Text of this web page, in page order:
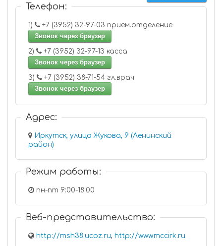
Телефон:
1)
+7 (3952) 32-97-03 прием.отделение
Звонок через браузер
2)
+7 (3952) 32-97-13 касса
Звонок через браузер
3)
+7 (3952) 38-71-54 гл.врач
Звонок через браузер
Адрес:
Иркутск, улица Жукова, 9 (Ленинский
район)
Режим работы:
пн-пт 9:00-18:00
Веб-представительство:
http://msh38.ucoz.ru, http://www.mccirk.ru